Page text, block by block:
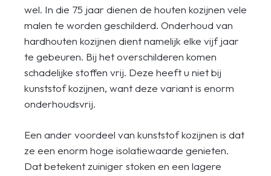
wel. In die 75 jaar dienen de houten kozijnen vele
malen te worden geschilderd. Onderhoud van
hardhouten kozijnen dient namelijk elke vijf jaar
te gebeuren. Bij het overschilderen komen
schadelijke stoffen vrij. Deze heeft u niet bij
kunststof kozijnen, want deze variant is enorm
onderhoudsvrij.
Een ander voordeel van kunststof kozijnen is dat
ze een enorm hoge isolatiewaarde genieten.
Dat betekent zuiniger stoken en een lagere